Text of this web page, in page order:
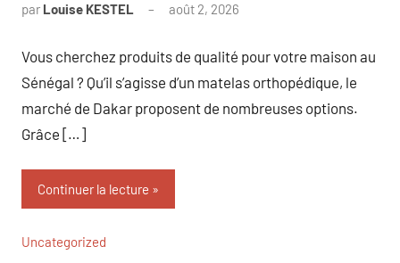
par Louise KESTEL août 2, 2026
Vous cherchez produits de qualité pour votre maison au
Sénégal ? Qu’il s’agisse d’un matelas orthopédique, le
marché de Dakar proposent de nombreuses options.
Grâce […]
Continuer la lecture
Uncategorized